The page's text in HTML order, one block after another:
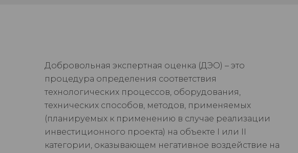
Добровольная экспертная оценка (ДЭО) – это
процедура определения соответствия
технологических процессов, оборудования,
технических способов, методов, применяемых
(планируемых к применению в случае реализации
инвестиционного проекта) на объекте I или II
категории, оказывающем негативное воздействие на